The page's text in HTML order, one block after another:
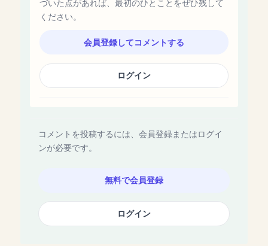
づいた点があれば、最初のひとことをぜひ残して
ください。
会員登録してコメントする
ログイン
コメントを投稿するには、会員登録またはログイ
ンが必要です。
無料で会員登録
ログイン